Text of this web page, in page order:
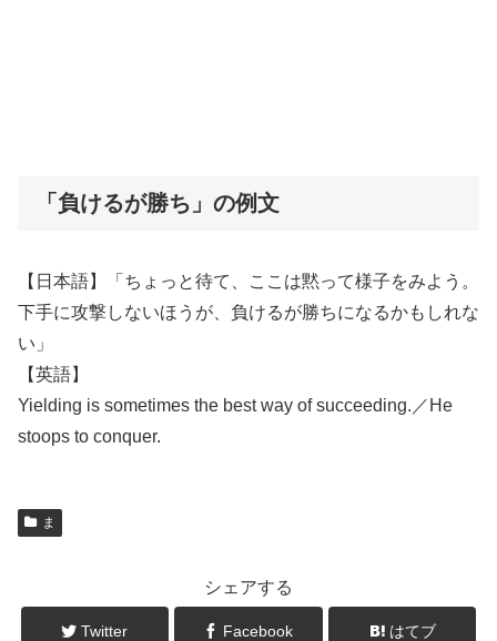
「負けるが勝ち」の例文
【日本語】「ちょっと待て、ここは黙って様子をみよう。
下手に攻撃しないほうが、負けるが勝ちになるかもしれな
い」
【英語】
Yielding is sometimes the best way of succeeding.／He
stoops to conquer.
ま
シェアする
Twitter Facebook はてブ